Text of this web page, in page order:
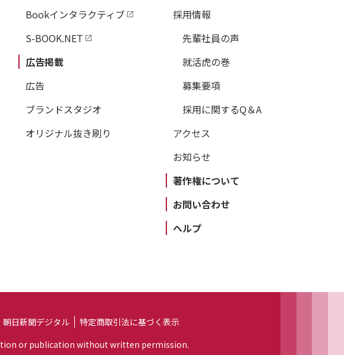
Bookインタラクティブ
S-BOOK.NET
広告掲載
広告
ブランドスタジオ
オリジナル抜き刷り
採用情報
先輩社員の声
就活虎の巻
募集要項
採用に関するQ＆A
アクセス
お知らせ
著作権について
お問い合わせ
ヘルプ
朝日新聞デジタル
特定商取引法に基づく表示
or publication without written permission.